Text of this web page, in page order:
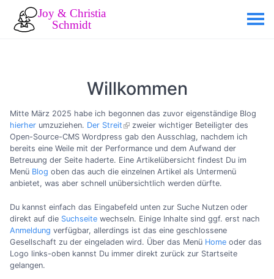
Willkommen
Mitte März 2025 habe ich begonnen das zuvor eigenständige Blog
hierher umzuziehen. Der Streit
zweier wichtiger Beteiligter des
Open-Source-CMS Wordpress gab den Ausschlag, nachdem ich
bereits eine Weile mit der Performance und dem Aufwand der
Betreuung der Seite haderte. Eine Artikelübersicht findest Du im
Menü Blog oben das auch die einzelnen Artikel als Untermenü
anbietet, was aber schnell unübersichtlich werden dürfte.
Du kannst einfach das Eingabefeld unten zur Suche Nutzen oder
direkt auf die Suchseite wechseln. Einige Inhalte sind ggf. erst nach
Anmeldung verfügbar, allerdings ist das eine geschlossene
Gesellschaft zu der eingeladen wird. Über das Menü Home oder das
Logo links-oben kannst Du immer direkt zurück zur Startseite
gelangen.